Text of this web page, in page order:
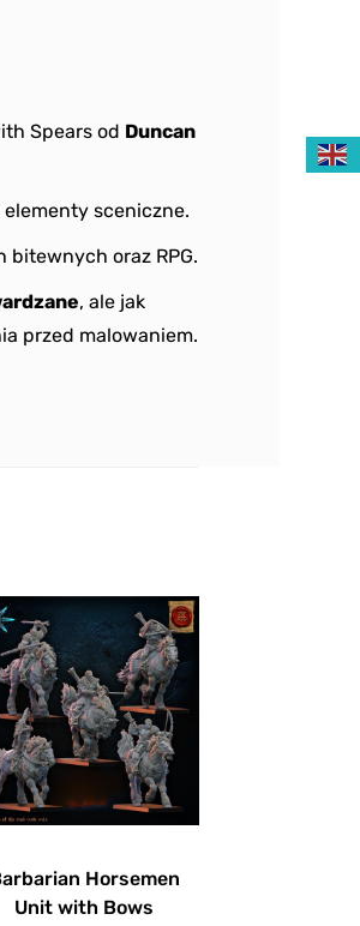
Spears od Duncan
sceniczne.
oraz RPG.
, ale jak
przed malowaniem.
Horsemen
Unit with Bows